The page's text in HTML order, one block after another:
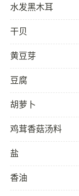
水发黑木耳
干贝
黄豆芽
豆腐
胡萝卜
鸡茸香菇汤料
盐
香油